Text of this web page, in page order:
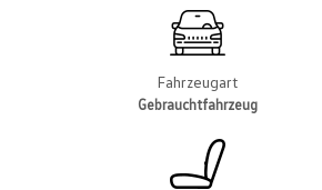
Fahrzeugart
Gebrauchtfahrzeug